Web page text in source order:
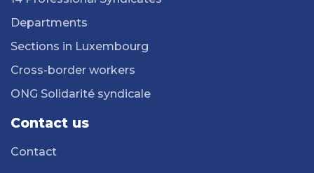
Departments
Sections in Luxembourg
Cross-border workers
ONG Solidarité syndicale
Contact us
Contact